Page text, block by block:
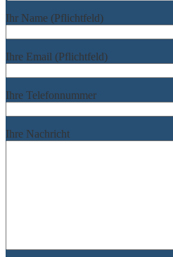
Ihr Name (Pflichtfeld)
Ihre Email (Pflichtfeld)
Ihre Telefonnummer
Ihre Nachricht